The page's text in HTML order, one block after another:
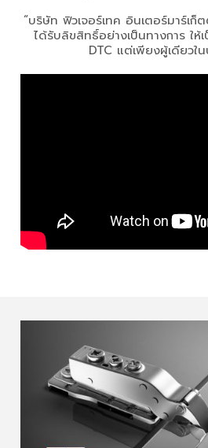
“บริษัท ฟิวเจอร์เทค อินเตอร์มาร์เก็
ได้รับลิขสิทธิ์อย่างเป็นทางการ ให้
DTC แต่เพียงผู้เดียวใน